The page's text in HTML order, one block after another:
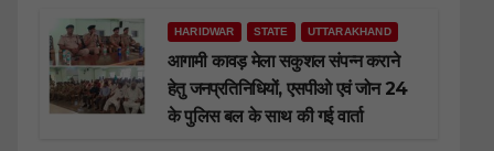
HARIDWAR STATE UTTARAKHAND
आगामी कावड़ मेला सकुशल संपन्न कराने
हेतु जनप्रतिनिधियों, एसपीओ एवं जोन 24
के पुलिस बल के साथ की गई वार्ता